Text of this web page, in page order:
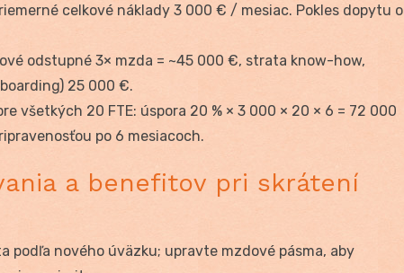
celkové náklady 3 000 € / mesiac. Pokles dopytu o
odstupné 3× mzda = ~45 000 €, strata know-how,
25 000 €.
všetkých 20 FTE: úspora 20 % × 3 000 × 20 × 6 = 72 000
po 6 mesiacoch.
a benefitov pri skrátení
podľa nového úväzku; upravte mzdové pásma, aby